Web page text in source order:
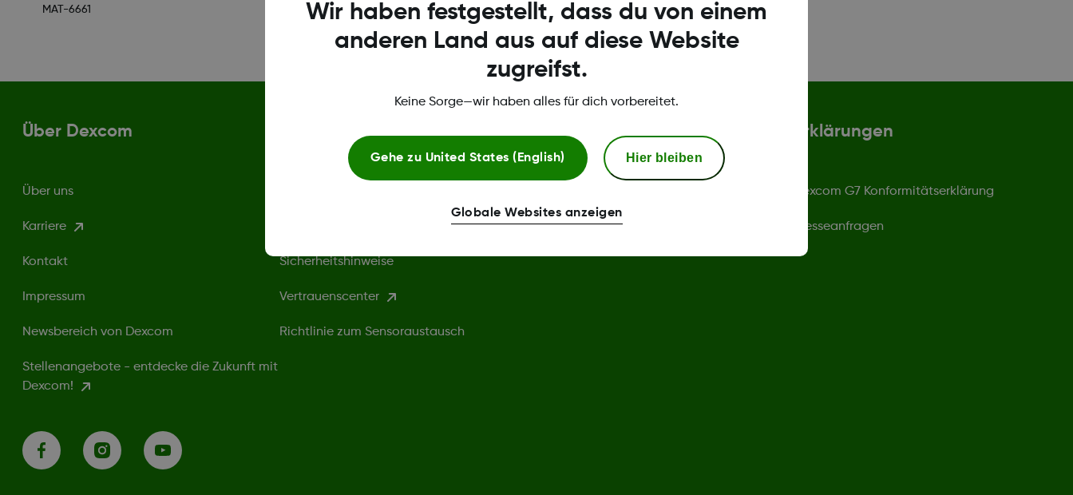
MAT-6661
Über Dexcom
Über uns
Karriere
Kontakt
Impressum
Newsbereich von Dexcom
Stellenangebote - entdecke die Zukunft mit
Dexcom!
Bedingungen und Richtlinien
Sicherheitshinweise
Vertrauenscenter
Richtlinie zum Sensoraustausch
Dexcom Webshop
Bedingungen
Webshop AGB
Erklärungen
Dexcom G7 Konformitätserklärung
Presseanfragen
Wir haben festgestellt, dass du von einem
anderen Land aus auf diese Website
zugreifst.
Keine Sorge—wir haben alles für dich vorbereitet.
Gehe zu United States (English) Hier bleiben
Globale Websites anzeigen